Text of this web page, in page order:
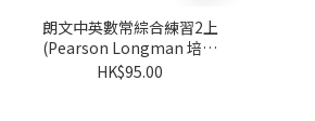
朗文中英數常綜合練習2上
(Pearson Longman 培生
朗文)
HK$95.00